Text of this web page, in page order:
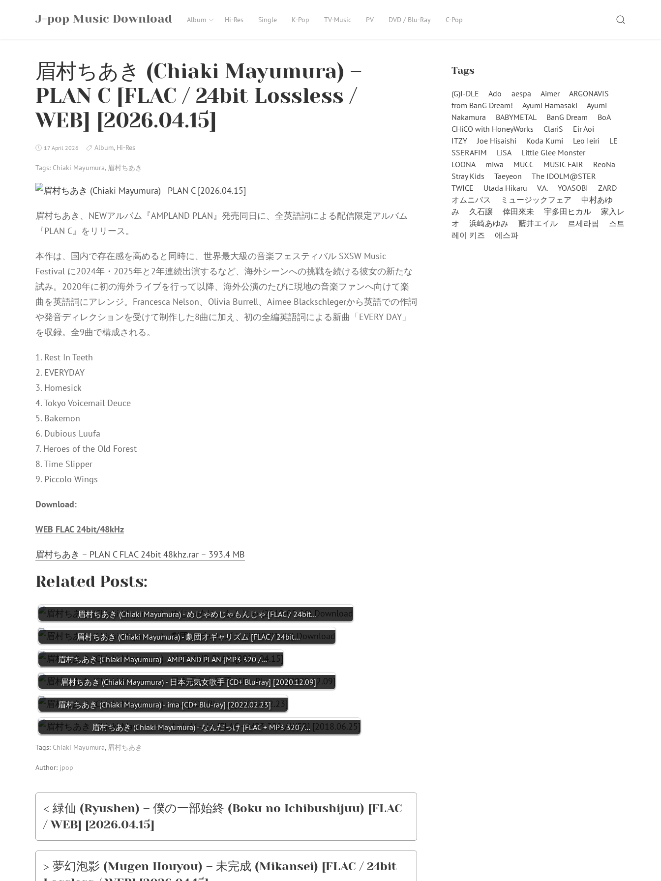
J-pop Music Download Album Hi-Res Single K-Pop TV-Music PV DVD / Blu-Ray C-Pop SEARCH
眉村ちあき (Chiaki Mayumura) –
PLAN C [FLAC / 24bit Lossless /
WEB] [2026.04.15]
17 April 2026 Album, Hi-Res
Tags: Chiaki Mayumura, 眉村ちあき
眉村ちあき、NEWアルバム『AMPLAND PLAN』発売同日に、全英語詞による配信限定アルバム
『PLAN C』をリリース。
本作は、国内で存在感を高めると同時に、世界最大級の音楽フェスティバル SXSW Music
Festival に2024年・2025年と2年連続出演するなど、海外シーンへの挑戦を続ける彼女の新たな
試み。2020年に初の海外ライブを行って以降、海外公演のたびに現地の音楽ファンへ向けて楽
曲を英語詞にアレンジ。Francesca Nelson、Olivia Burrell、Aimee Blackschlegerから英語での作詞
や発音ディレクションを受けて制作した8曲に加え、初の全編英語詞による新曲「EVERY DAY」
を収録。全9曲で構成される。
1. Rest In Teeth
2. EVERYDAY
3. Homesick
4. Tokyo Voicemail Deuce
5. Bakemon
6. Dubious Luufa
7. Heroes of the Old Forest
8. Time Slipper
9. Piccolo Wings
Download:
WEB FLAC 24bit/48kHz
眉村ちあき – PLAN C FLAC 24bit 48khz.rar – 393.4 MB
Related Posts:
眉村ちあき (Chiaki Mayumura) - めじゃめじゃもんじゃ [FLAC / 24bit…
眉村ちあき (Chiaki Mayumura) - 劇団オギャリズム [FLAC / 24bit…
眉村ちあき (Chiaki Mayumura) - AMPLAND PLAN [MP3 320 /…
眉村ちあき (Chiaki Mayumura) - 日本元気女歌手 [CD+ Blu-ray] [2020.12.09]
眉村ちあき (Chiaki Mayumura) - ima [CD+ Blu-ray] [2022.02.23]
眉村ちあき (Chiaki Mayumura) - なんだっけ [FLAC + MP3 320 /…
Tags: Chiaki Mayumura, 眉村ちあき
Author: jpop
< 緑仙 (Ryushen) – 僕の一部始終 (Boku no Ichibushijuu) [FLAC
/ WEB] [2026.04.15]
> 夢幻泡影 (Mugen Houyou) – 未完成 (Mikansei) [FLAC / 24bit
Tags
(G)I-DLE Ado aespa Aimer
ARGONAVIS
from BanG Dream!
Ayumi Hamasaki
Ayumi
Nakamura
BABYMETAL BanG Dream
BoA
CHiCO with HoneyWorks
ClariS
Eir Aoi
ITZY
Joe Hisaishi Koda Kumi Leo Ieiri
LE
SSERAFIM
LiSA
Little Glee Monster
LOONA
miwa MUCC MUSIC FAIR
ReoNa
Stray Kids
Taeyeon
The IDOLM@STER
TWICE
Utada Hikaru V.A. YOASOBI
ZARD
オムニバス
ミュージックフェア
中村あゆ
み
久石譲 倖田來未 宇多田ヒカル
家入レ
オ
浜崎あゆみ 藍井エイル 르세라핌
스트
레이 키즈
에스파